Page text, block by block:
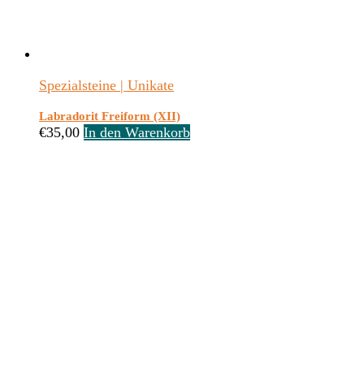
Spezialsteine | Unikate
Labradorit Freiform (XII)
€35,00 In den Warenkorb